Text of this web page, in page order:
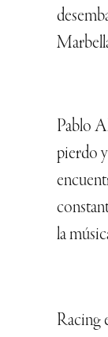
Pablo
pierdo
la
Racing